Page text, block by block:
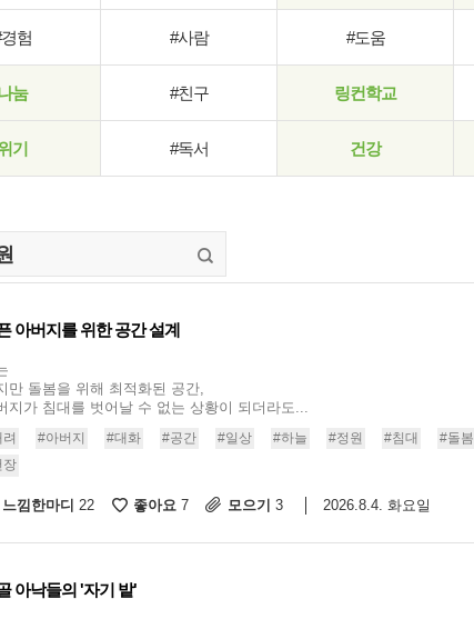
험 #사람 #도움
눔 #친구 링컨학교
기 #독서 건강
아버지를 위한 공간 설계
만 돌봄을 위해 최적화된 공간,
지가 침대를 벗어날 수 없는 상황이 되더라도...
#아버지 #대화 #공간 #일상 #하늘 #정원 #침대
#돌봄
장
느낌한마디 22 좋아요 7 모으기 3 2026.8.4. 화요일
아낙들의 '자기 밭'